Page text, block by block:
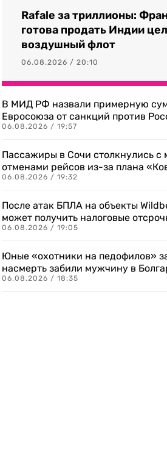
Rafale за триллионы:
готова продать Индии
воздушный флот
06.08.2026 / 20:10
В МИД РФ назвали примерную
Евросоюза от санкций против
06.08.2026 / 19:57
Пассажиры в Сочи столкнулись с
отменами рейсов из-за плана
06.08.2026 / 19:32
После атак БПЛА на объекты
может получить налоговые
06.08.2026 / 19:05
Юные «охотники на педофилов»
насмерть забили мужчину в
06.08.2026 / 18:35